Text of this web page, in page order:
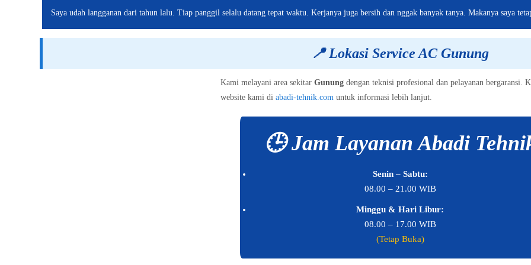
Saya udah langganan dari tahun lalu. Tiap panggil selalu datang tepat waktu. Kerjanya juga bersih dan nggak banyak tanya. Makanya saya
📍 Lokasi Service AC Gunung
Kami melayani area sekitar Gunung dengan teknisi profesional dan pelayanan bergaransi.
website kami di abadi-tehnik.com untuk informasi lebih lanjut.
🕒 Jam Layanan Abadi
Senin – Sabtu:
08.00 – 21.00 WIB
Minggu & Hari Libur:
08.00 – 17.00 WIB
(Tetap Buka)